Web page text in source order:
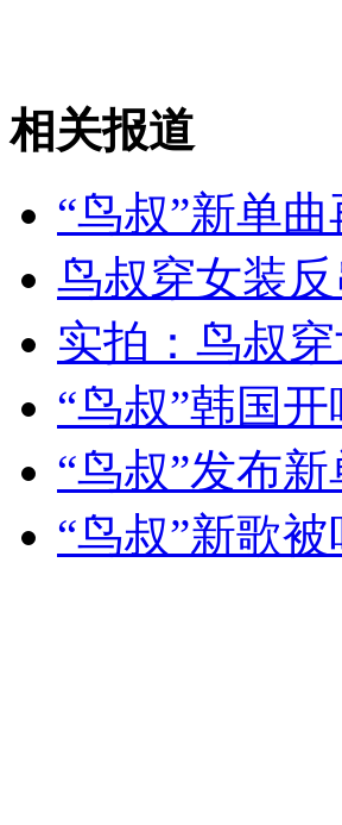
山西运城恶犬咬伤多人 警民合力
女孩北京地铁殴打老人 痛下狠手
无痛分娩是否安全 医生回应
外交部：反对强权政治霸凌主义
外交部：有关国家言论片面不公正
相关报道
“鸟叔”新单
鸟叔穿女装
实拍：鸟叔
“鸟叔”韩国
“鸟叔”发布
“鸟叔”新歌